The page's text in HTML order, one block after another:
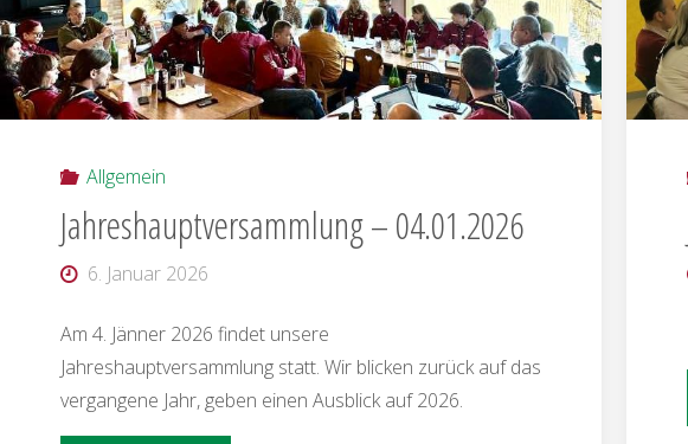
TTE
N
Allgemein
Jahreshauptversammlung – 04.01.2026
6. Januar 2026
Am 4. Jänner 2026 findet unsere
Jahreshauptversammlung statt. Wir blicken zurück auf das
vergangene Jahr, geben einen Ausblick auf 2026.